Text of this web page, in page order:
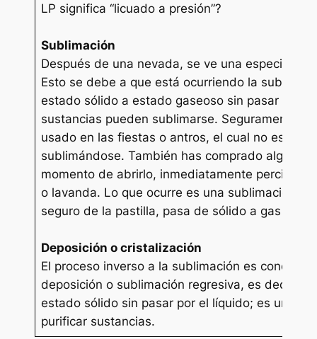
LP significa “licuado a presión”?
Sublimación
Después de una nevada, se ve una especie de
Esto se debe a que está ocurriendo la
estado sólido a estado gaseoso sin pasar por
sustancias pueden sublimarse. Seguramente
usado en las fiestas o antros, el cual no es
sublimándose. También has comprado algún
momento de abrirlo, inmediatamente percibes
o lavanda. Lo que ocurre es una sublimación:
seguro de la pastilla, pasa de sólido a gas de
Deposición o cristalización
El proceso inverso a la sublimación es
deposición o sublimación regresiva, es decir, el
estado sólido sin pasar por el líquido; es un
purificar sustancias.